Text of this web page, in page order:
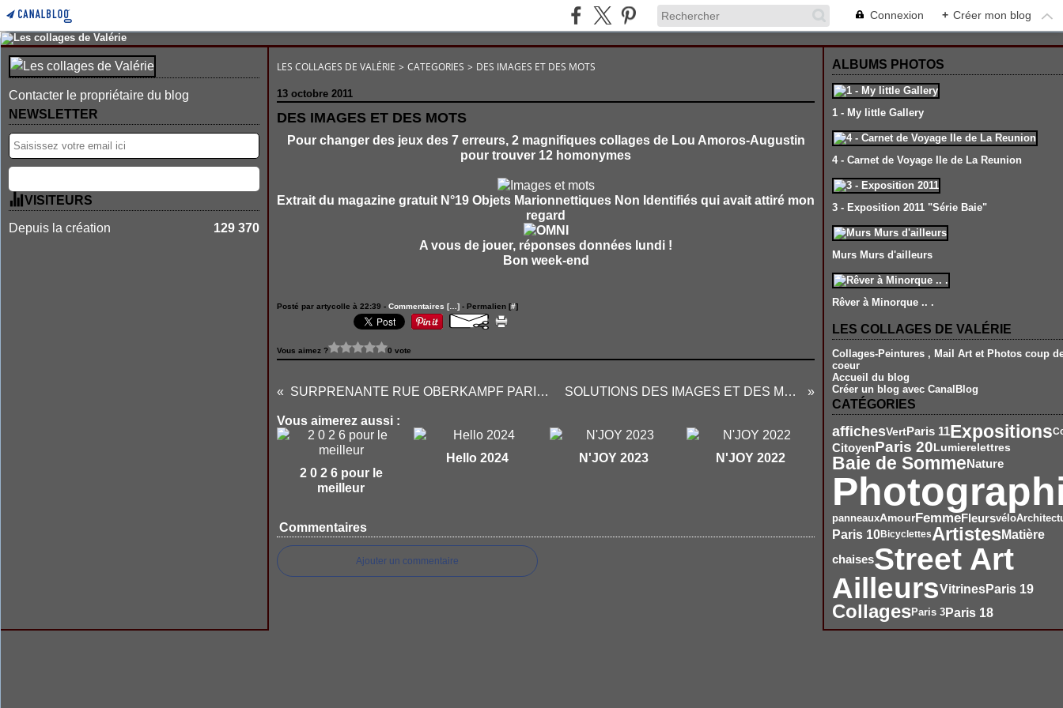
Connexion + Créer mon blog
Contacter le propriétaire du blog
NEWSLETTER
VISITEURS
Depuis la création 129 370
LES COLLAGES DE VALÉRIE > CATEGORIES > DES IMAGES ET DES MOTS
13 octobre 2011
DES IMAGES ET DES MOTS
Pour changer des jeux des 7 erreurs, 2 magnifiques collages de Lou Amoros-Augustin
pour trouver 12 homonymes
Extrait du magazine gratuit N°19 Objets Marionnettiques Non Identifiés qui avait attiré mon
regard
A vous de jouer, réponses données lundi !
Bon week-end
Posté par artycolle à 22:39 - Commentaires [… ] - Permalien [#]
Vous aimez ? 0 vote
SURPRENANTE RUE OBERKAMPF PARIS 11 SOLUTIONS DES IMAGES ET DES MOTS
Vous aimerez aussi :
2 0 2 6 pour le
meilleur
Hello 2024 N'JOY 2023 N'JOY 2022
Commentaires
Ajouter un commentaire
ALBUMS PHOTOS
1 - My little Gallery
4 - Carnet de Voyage Ile de La Reunion
3 - Exposition 2011 "Série Baie"
Murs Murs d'ailleurs
Rêver à Minorque .. .
LES COLLAGES DE VALÉRIE
Collages-Peintures , Mail Art et Photos coup
coeur
Accueil du blog
Créer un blog avec CanalBlog
CATÉGORIES
affichesVertParis 11Expositions
CitoyenParis 20Lumierelettres
Baie de SommeNature
panneauxAmourFemmeFleursvélo
Paris 10BicyclettesArtistesMatière
chaisesStreet Art
AilleursVitrinesParis 19
CollagesParis 3Paris 18